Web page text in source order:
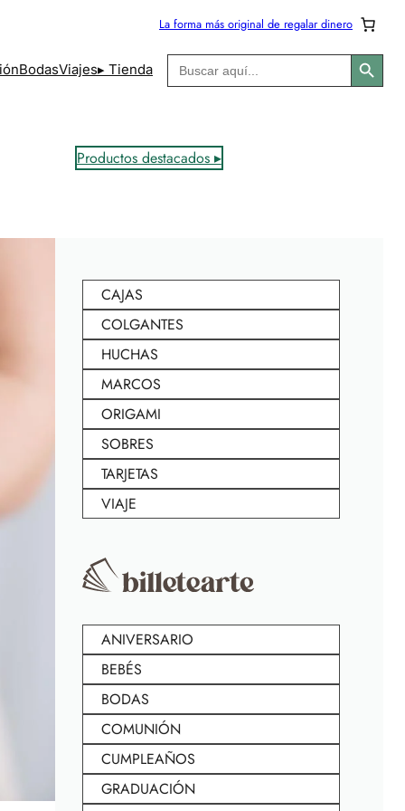
La forma más original de regalar dinero
BodasViajes▸ Tienda Buscar: Botón de búsqueda
Productos destacados ▸
CAJAS
COLGANTES
HUCHAS
MARCOS
ORIGAMI
SOBRES
TARJETAS
VIAJE
ANIVERSARIO
BEBÉS
BODAS
COMUNIÓN
CUMPLEAÑOS
GRADUACIÓN